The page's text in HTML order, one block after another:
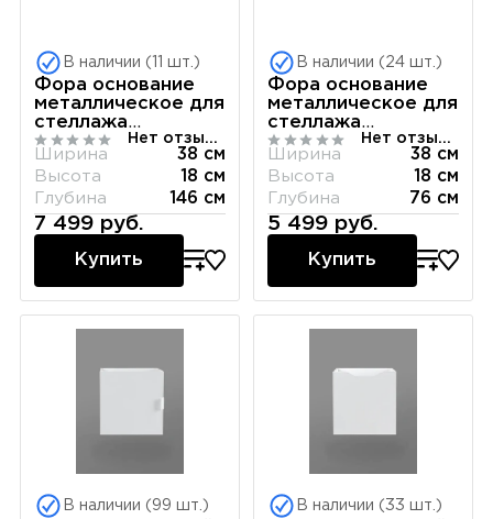
В наличии (11 шт.)
Фора основание
металлическое для
стеллажа
146х38х18, белый Нет отзывов
Ширина
38 см
Высота
18 см
Глубина
146 см
7 499 руб.
Купить
В наличии (24 шт.)
Фора основание
металлическое для
стеллажа
76х38х18, белый
Нет отзывов
Ширина
38 см
Высота
18 см
Глубина
76 см
5 499 руб.
Купить
В наличии (99 шт.) В наличии (33 шт.)